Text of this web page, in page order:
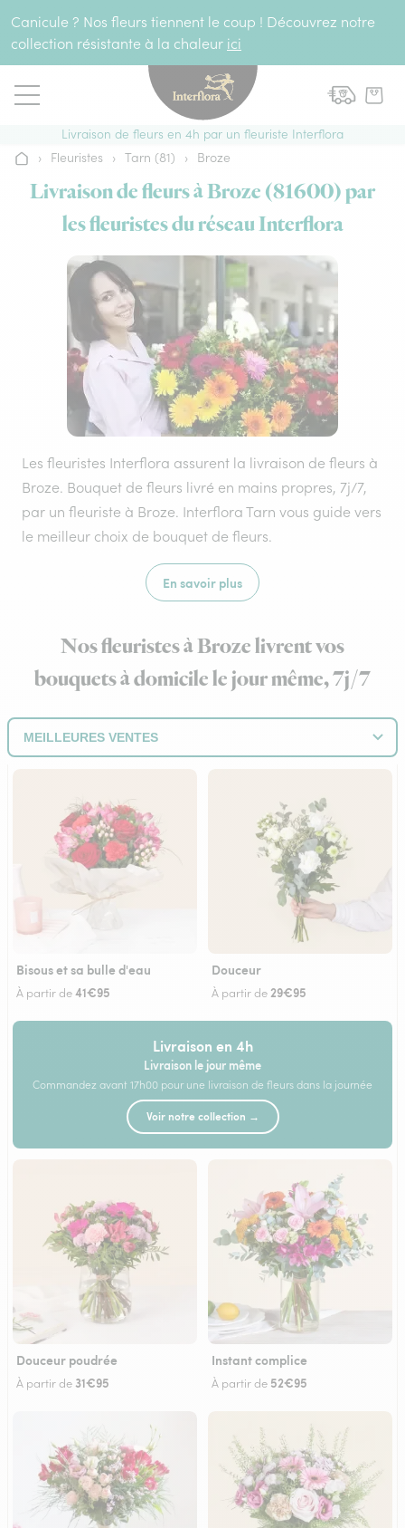
Canicule ? Nos fleurs tiennent le coup ! Découvrez notre
collection résistante à la chaleur ici
Livraison de fleurs en 4h par un fleuriste Interflora
Accueil
› Fleuristes › Tarn (81) › Broze
Livraison de fleurs à Broze (81600) par
les fleuristes du réseau Interflora
Les fleuristes Interflora assurent la livraison de fleurs à
Broze. Bouquet de fleurs livré en mains propres, 7j/7,
par un fleuriste à Broze. Interflora Tarn vous guide vers
le meilleur choix de bouquet de fleurs.
En savoir plus
Nos fleuristes à Broze livrent vos
bouquets à domicile le jour même, 7j/7
Bisous et sa bulle d'eau
À partir de41€95
Douceur
À partir de 29€95
Livraison en 4h
Livraison le jour même
Commandez avant 17h00 pour une livraison de fleurs dans la journée
Voir notre collection →
Douceur poudrée
À partir de 31€95
Instant complice
À partir de 52€95